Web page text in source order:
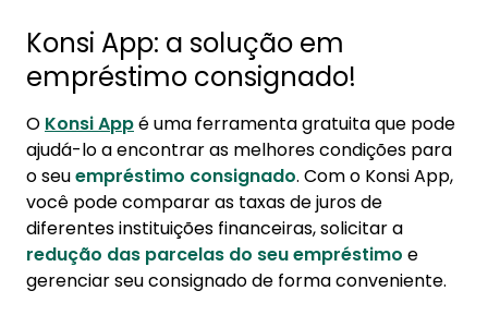
Konsi App: a solução em
empréstimo consignado!
O Konsi Appé uma ferramenta gratuita que pode
ajudá-lo a encontrar as melhores condições para
o seuempréstimo consignado. Com o Konsi App,
você pode comparar as taxas de juros de
diferentes instituições financeiras, solicitar a
redução das parcelas do seu empréstimo e
gerenciar seu consignado de forma conveniente.